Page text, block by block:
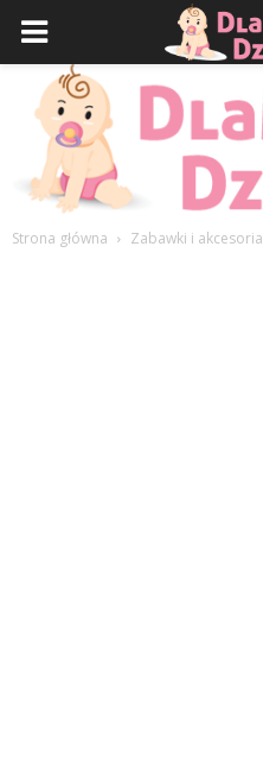
Strona główna Zabawki i akcesoria